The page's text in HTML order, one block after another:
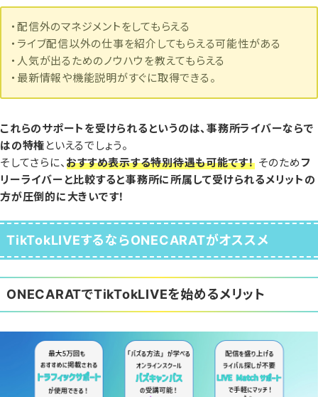
・配信外のマネジメントをしてもらえる
・ライブ配信以外の仕事を紹介してもらえる可能性がある
・人気が出るためのノウハウを教えてもらえる
・最新情報や機能説明がすぐに取得できる。
これらのサポートを受けられるというのは、事務所ライバーならで
はの特権 といえるでしょう。
そしてさらに、 おすすめ表示する特別待遇も可能です！そのためフ
リーライバーと比較すると事務所に所属して受けられるメリットの
方が圧倒的に大きいです！
TikTokLIVEするならONECARATがオススメ
ONECARATでTikTokLIVEを始めるメリット